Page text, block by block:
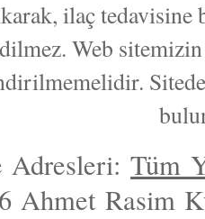
ilaç
Web
Adresleri:Tüm
Ahmet Rasim